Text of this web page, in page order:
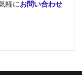
軽にお問い合わせ